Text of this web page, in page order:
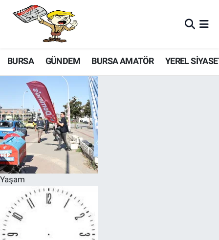
BURSA GÜNDEM BURSA AMATÖR YEREL
Yaşam